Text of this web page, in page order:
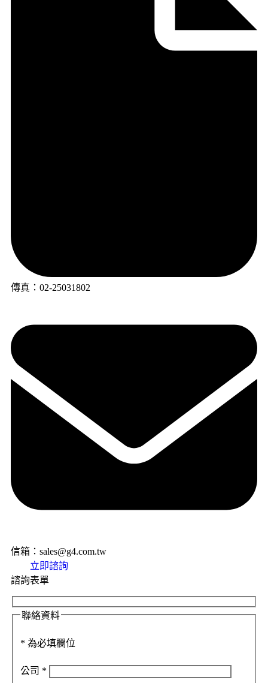
傳真：02-25031802
信箱：sales@g4.com.tw
立即諮詢
諮詢表單
聯絡資料
* 為必填欄位
公司 *